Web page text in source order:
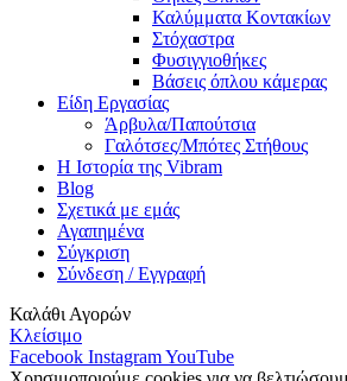
Καλύμματα Κοντακίων
Στόχαστρα
Φυσιγγιοθήκες
Βάσεις όπλου κάμερας
Είδη Εργασίας
Άρβυλα/Παπούτσια
Γαλότσες/Μπότες Στήθους
Η Ιστορία της Vibram
Blog
Σχετικά με εμάς
Αγαπημένα
Σύγκριση
Σύνδεση / Εγγραφή
Καλάθι Αγορών
Κλείσιμο
Facebook InstagramYouTube